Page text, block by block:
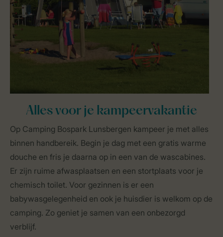
Alles voor je kampeervakantie
Op Camping Bospark Lunsbergen kampeer je met alles
binnen handbereik. Begin je dag met een gratis warme
douche en fris je daarna op in een van de wascabines.
Er zijn ruime afwasplaatsen en een stortplaats voor je
chemisch toilet. Voor gezinnen is er een
babywasgelegenheid en ook je huisdier is welkom op de
camping. Zo geniet je samen van een onbezorgd
verblijf.